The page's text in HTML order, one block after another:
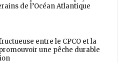
de l’Océan Atlantique
entre le CPCO et la
une pêche durable